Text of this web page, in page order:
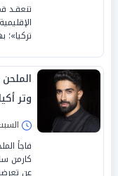
تنعقـد
وتر
السبت 18/أكتوبر/2025
فاجأ
كارمن
عن